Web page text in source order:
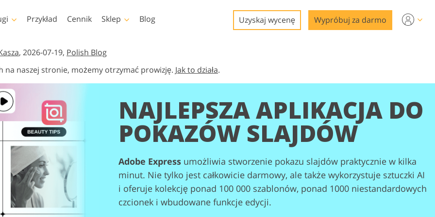
przez
Usługi manipulacji
Foto Przywracanie Usługi
Przykład Cennik Sklep
Kolekcje
Templates
Kartki walentynkowe
Zaproszenia ślubne
Zaproszenie na urodziny
dla dzieci
Blog Uzyskaj wycenę Wypróbuj za darmo
, 2026-07-19, Polish Blog
naszej stronie, możemy otrzymać prowizję. Jak to działa.
NAJLEPSZA APLIKACJA DO
POKAZÓW SLAJDÓW
Adobe Express umożliwia stworzenie pokazu slajdów praktycznie w kilka
minut. Nie tylko jest całkowicie darmowy, ale także wykorzystuje sztuczki AI
i oferuje kolekcję ponad 100 000 szablonów, ponad 1000 niestandardowych
czcionek i wbudowane funkcje edycji.